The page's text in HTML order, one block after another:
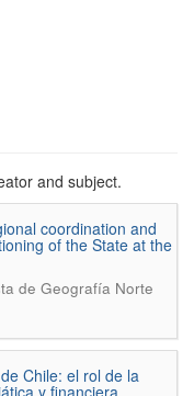
and subject.
coordination and
of the State at the
de Geografía Norte
Chile: el rol de la
y financiera